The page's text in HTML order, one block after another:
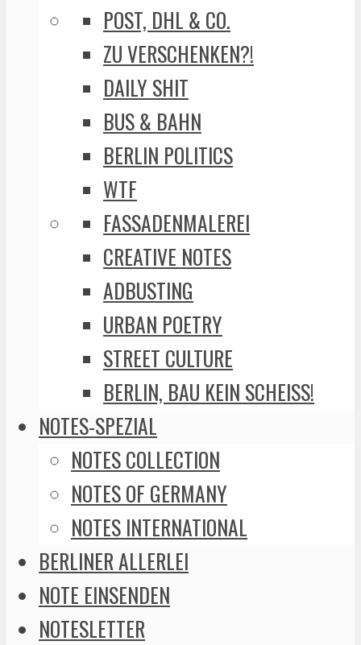
POST, DHL & CO.
ZU VERSCHENKEN?!
DAILY SHIT
BUS & BAHN
BERLIN POLITICS
WTF
FASSADENMALEREI
CREATIVE NOTES
ADBUSTING
URBAN POETRY
STREET CULTURE
BERLIN, BAU KEIN SCHEISS!
NOTES-SPEZIAL
NOTES COLLECTION
NOTES OF GERMANY
NOTES INTERNATIONAL
BERLINER ALLERLEI
NOTE EINSENDEN
NOTESLETTER